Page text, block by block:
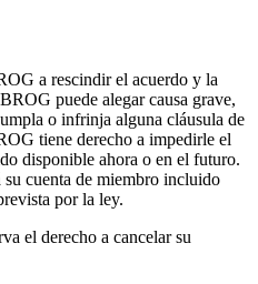
a rescindir el acuerdo y la
puede alegar causa grave,
o infrinja alguna cláusula de
tiene derecho a impedirle el
disponible ahora o en el futuro.
cuenta de miembro incluido
por la ley.
el derecho a cancelar su